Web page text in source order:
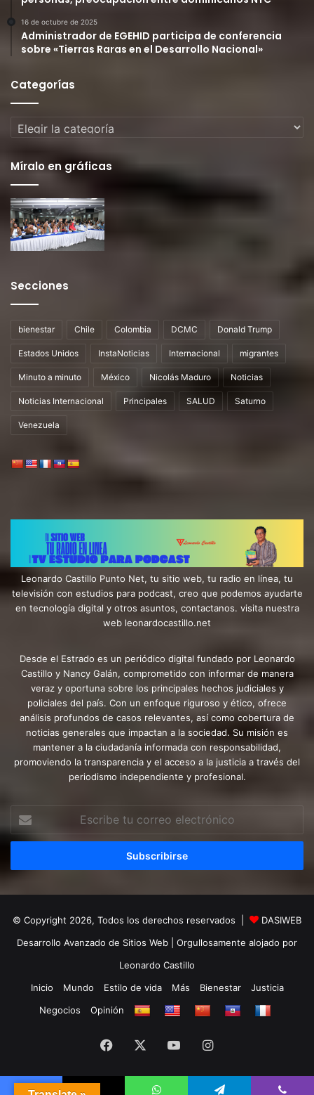
16 de octubre de 2025
Administrador de EGEHID participa de conferencia
sobre «Tierras Raras en el Desarrollo Nacional»
Categorías
Categorías
Míralo en gráficas
Secciones
bienestar Chile Colombia DCMC Donald Trump
Estados Unidos InstaNoticias Internacional migrantes
Minuto a minuto México Nicolás Maduro Noticias
Noticias Internacional Principales SALUD Saturno
Venezuela
Leonardo Castillo Punto Net, tu sitio web, tu radio en línea, tu
televisión con estudios para podcast, creo que podemos ayudarte
en tecnología digital y otros asuntos, contactanos. visita nuestra
web leonardocastillo.net
Desde el Estrado es un periódico digital fundado por Leonardo
Castillo y Nancy Galán, comprometido con informar de manera
veraz y oportuna sobre los principales hechos judiciales y
policiales del país. Con un enfoque riguroso y ético, ofrece
análisis profundos de casos relevantes, así como cobertura de
noticias generales que impactan a la sociedad. Su misión es
mantener a la ciudadanía informada con responsabilidad,
promoviendo la transparencia y el acceso a la justicia a través del
periodismo independiente y profesional.
correo
© Copyright 2026, Todos los derechos reservados |
DASIWEB
Desarrollo Avanzado de Sitios Web | Orgullosamente alojado por
Leonardo Castillo
Inicio
Mundo Estilo de vida Más Bienestar
Justicia
Negocios
Opinión
Facebook YouTubeInstagram